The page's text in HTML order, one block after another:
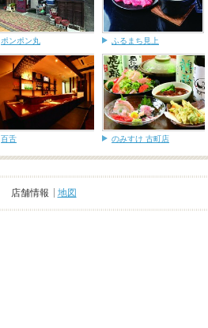
ポンポン丸 ふるまち見上
百舌 のみすけ 古町店
店舗情報 地図